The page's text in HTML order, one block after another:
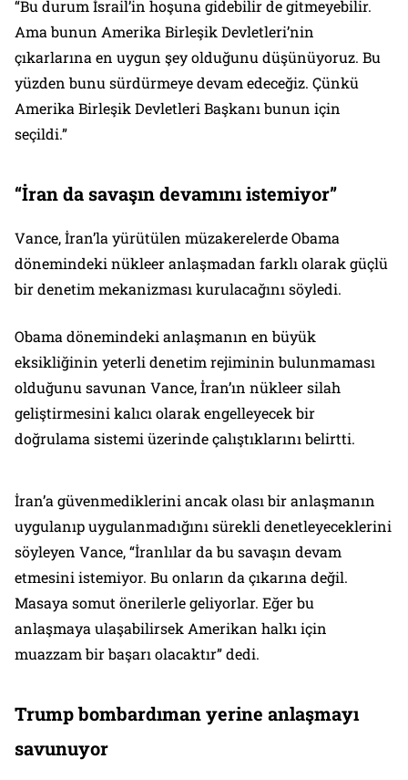
“Bu durum İsrail’in hoşuna gidebilir de gitmeyebilir.
Ama bunun Amerika Birleşik Devletleri’nin
çıkarlarına en uygun şey olduğunu düşünüyoruz. Bu
yüzden bunu sürdürmeye devam edeceğiz. Çünkü
Amerika Birleşik Devletleri Başkanı bunun için
seçildi.”
“İran da savaşın devamını istemiyor”
Vance, İran’la yürütülen müzakerelerde Obama
dönemindeki nükleer anlaşmadan farklı olarak güçlü
bir denetim mekanizması kurulacağını söyledi.
Obama dönemindeki anlaşmanın en büyük
eksikliğinin yeterli denetim rejiminin bulunmaması
olduğunu savunan Vance, İran’ın nükleer silah
geliştirmesini kalıcı olarak engelleyecek bir
doğrulama sistemi üzerinde çalıştıklarını belirtti.
İran’a güvenmediklerini ancak olası bir anlaşmanın
uygulanıp uygulanmadığını sürekli denetleyeceklerini
söyleyen Vance, “İranlılar da bu savaşın devam
etmesini istemiyor. Bu onların da çıkarına değil.
Masaya somut önerilerle geliyorlar. Eğer bu
anlaşmaya ulaşabilirsek Amerikan halkı için
muazzam bir başarı olacaktır” dedi.
Trump bombardıman yerine anlaşmayı
savunuyor